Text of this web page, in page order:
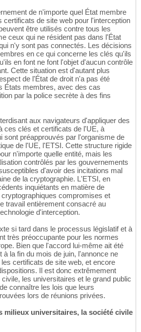
de n'importe quel État membre
certificats de site web pour l'interception
être utilisés contre tous les
ceux qui ne résident pas dans l'État
n'y sont pas connectés. Les décisions
en ce qui concerne les clés qu'ils
en font ne font l'objet d'aucun contrôle
Cette situation est d'autant plus
de l'État de droit n'a pas été
États membres, avec des cas
par la police secrète à des fins
aux navigateurs d'appliquer des
ces clés et certificats de l'UE, à
sont préapprouvés par l'organisme de
de l'UE, l'ETSI. Cette structure rigide
n'importe quelle entité, mais les
contrôlés par les gouvernements
d'avoir des incitations mal
de la cryptographie. L'ETSI, en
inquiétants en matière de
compromises et
travail entièrement consacré au
d'interception.
si tard dans le processus législatif et à
très préoccupante pour les normes
Bien que l'accord lui-même ait été
à la fin du mois de juin, l'annonce ne
certificats de site web, et encore
Il est donc extrêmement
les universitaires et le grand public
connaître les lois que leurs
lors de réunions privées.
milieux universitaires, la société civile